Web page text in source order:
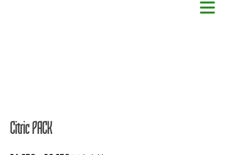
Citric PACK